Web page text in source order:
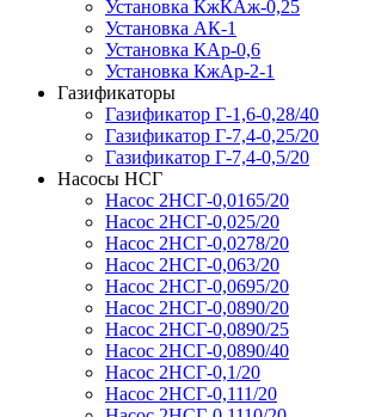
Установка КжКАж-0,25
Установка АК-1
Установка КАр-0,6
Установка КжАр-2-1
Газификаторы
Газификатор Г-1,6-0,28/40
Газификатор Г-7,4-0,25/20
Газификатор Г-7,4-0,5/20
Насосы НСГ
Насос 2НСГ-0,0165/20
Насос 2НСГ-0,025/20
Насос 2НСГ-0,0278/20
Насос 2НСГ-0,063/20
Насос 2НСГ-0,0695/20
Насос 2НСГ-0,0890/20
Насос 2НСГ-0,0890/25
Насос 2НСГ-0,0890/40
Насос 2НСГ-0,1/20
Насос 2НСГ-0,111/20